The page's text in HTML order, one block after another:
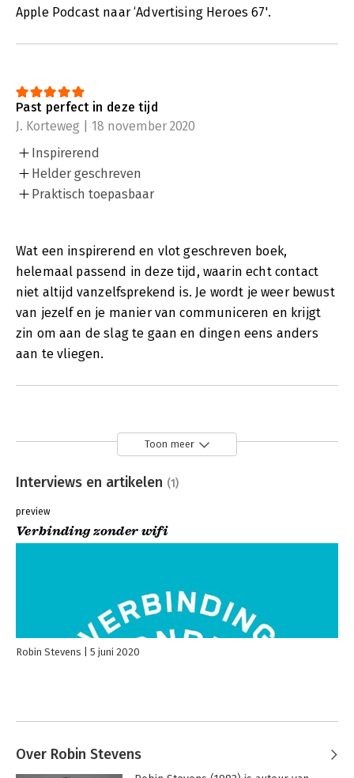
Apple Podcast naar ‘Advertising Heroes 67'.
Past perfect in deze tijd
J. Korteweg | 18 november 2020
Inspirerend
Helder geschreven
Praktisch toepasbaar
Wat een inspirerend en vlot geschreven boek,
helemaal passend in deze tijd, waarin echt contact
niet altijd vanzelfsprekend is. Je wordt je weer bewust
van jezelf en je manier van communiceren en krijgt
zin om aan de slag te gaan en dingen eens anders
aan te vliegen.
Toon meer
Interviews en artikelen (1)
preview
Verbinding zonder wifi
Robin Stevens 5 juni 2020
Over Robin Stevens